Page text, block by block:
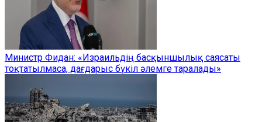
Министр Фидан: «Израильдің басқыншылық саясаты
тоқтатылмаса, дағдарыс бүкіл әлемге таралады»